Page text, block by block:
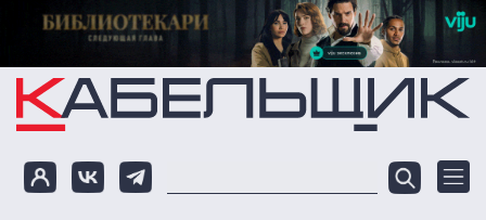
Перейти к основному содержанию